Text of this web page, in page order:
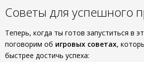
Советы для успешного
Теперь, когда ты готов запуститься в
поговорим об игровых советах,
быстрее достичь успеха: